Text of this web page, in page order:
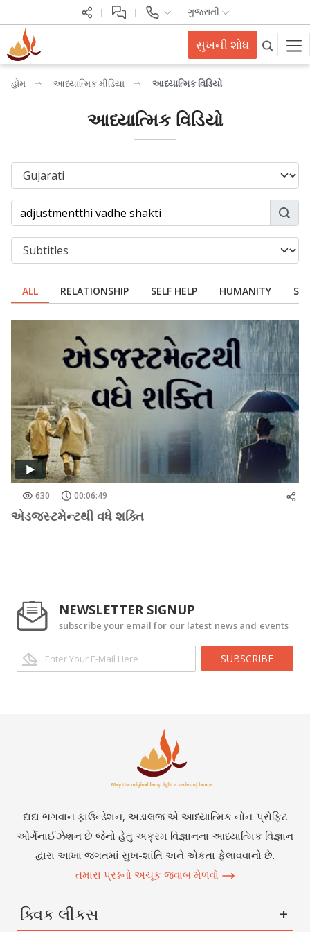
ગુજરાતી
સુખની શોધ
હોમ આધ્યાત્મિક મીડિયા આધ્યાત્મિક વિડિયો
આધ્યાત્મિક વિડિયો
ALL RELATIONSHIP SELF HELP HUMANITY
630 00:06:49
એડજસ્ટમેન્ટથી વધે શક્તિ
NEWSLETTER SIGNUP
subscribe your email for our latest news and events
SUBSCRIBE
દાદા ભગવાન ફાઉન્ડેશન, અડાલજ એ આધ્યાત્મિક નોન-પ્રોફિટ
ઓર્ગેનાઈઝેશન છે જેનો હેતુ અક્રમ વિજ્ઞાનના આધ્યાત્મિક વિજ્ઞાન
દ્વારા આખા જગતમાં સુખ-શાંતિ અને એકતા ફેલાવવાનો છે.
તમારા પ્રશ્નનો અચૂક જવાબ મેળવો
ક્વિક લીંકસ